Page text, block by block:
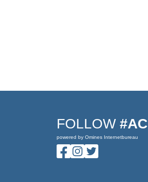
FOLLOW #AC
powered by Omines Internetbureau